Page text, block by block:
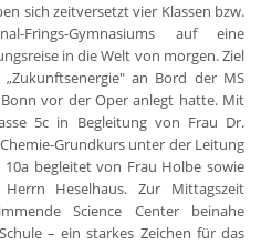
sich zeitversetzt vier Klassen bzw.
Frings-Gymnasiums auf eine
in die Welt von morgen. Ziel
an Bord der MS
vor der Oper anlegt hatte. Mit
5c in Begleitung von Frau Dr.
Grundkurs unter der Leitung
begleitet von Frau Holbe sowie
Heselhaus. Zur Mittagszeit
Science Center beinahe
– ein starkes Zeichen für das